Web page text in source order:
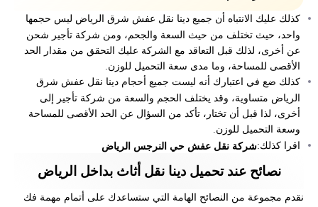
كذلك عليك الانتباه أن جميع دينا نقل عفش شرق الرياض ليس حجمها
واحد، حيث تختلف من حيث السعة والجحم، ومن شركة تأجير شحن
عن أخرى، لذلك قبل التعاقد مع الشركة عليك التحقق من مقدار الحد
الأقصى للمساحة، وما مدى سعة التحميل للوزن.
كذلك ضع في اعتبارك أنه ليست جميع أحجام دينا نقل عفش شرق
الرياض متساوية، وقد يختلف الحجم والسعة من شركة تأجير إلى
أخرى، لذا قبل أن تختار، تأكد من السؤال عن الحد الأقصى للمساحة
وسعة التحميل للوزن.
اقرا كذلك:شركة نقل عفش حي النرجس الرياض
نصائح عند تحميل دينا نقل أثاث بداخل الرياض
نقدم مجموعة من النصائح الهامة التي ستساعدك على أتمام مهمة فك